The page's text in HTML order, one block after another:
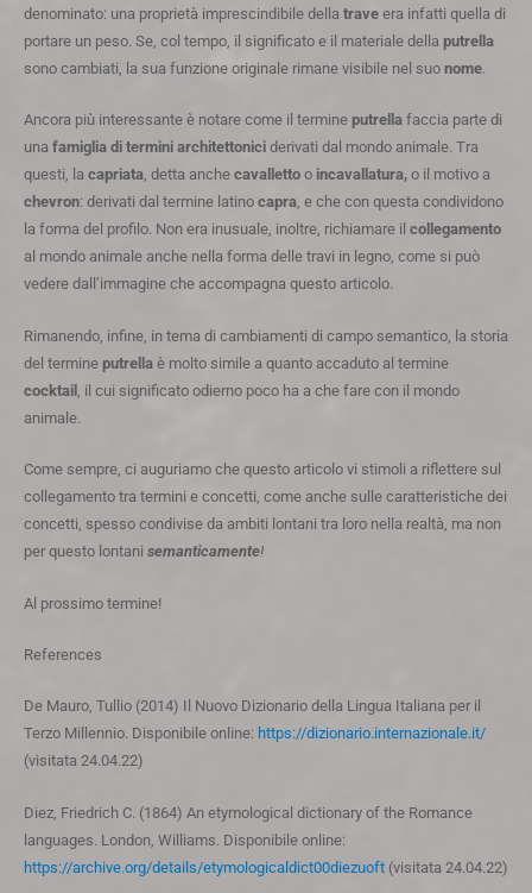
denominato: una proprietà imprescindibile della trave era infatti quella di
portare un peso. Se, col tempo, il significato e il materiale della putrella
sono cambiati, la sua funzione originale rimane visibile nel suo nome.
Ancora più interessante è notare come il termine putrella faccia parte di
una famiglia di termini architettonici derivati dal mondo animale. Tra
questi, la capriata, detta anche cavalletto o incavallatura, o il motivo a
chevron: derivati dal termine latino capra, e che con questa condividono
la forma del profilo. Non era inusuale, inoltre, richiamare il collegamento
al mondo animale anche nella forma delle travi in legno, come si può
vedere dall’immagine che accompagna questo articolo.
Rimanendo, infine, in tema di cambiamenti di campo semantico, la storia
del termine putrella è molto simile a quanto accaduto al termine
cocktail
, il cui significato odierno poco ha a che fare con il mondo
animale.
Come sempre, ci auguriamo che questo articolo vi stimoli a riflettere sul
collegamento tra termini e concetti, come anche sulle caratteristiche dei
concetti, spesso condivise da ambiti lontani tra loro nella realtà, ma non
per questo lontani semanticamente!
Al prossimo termine!
References
De Mauro, Tullio (2014) Il Nuovo Dizionario della Lingua Italiana per il
Terzo Millennio. Disponibile online: https://dizionario.internazionale.it/
(visitata 24.04.22)
Diez, Friedrich C. (1864) An etymological dictionary of the Romance
languages. London, Williams. Disponibile online:
https://archive.org/details/etymologicaldict00diezuoft (visitata 24.04.22)